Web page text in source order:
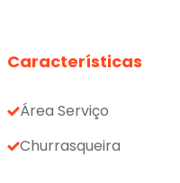
Características
Área Serviço
Churrasqueira